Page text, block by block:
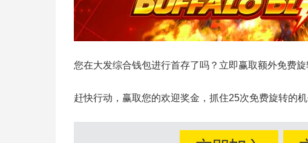
您在大发综合钱包进行首存了吗？立即赢取额外免费旋
赶快行动，赢取您的欢迎奖金，抓住25次免费旋转的